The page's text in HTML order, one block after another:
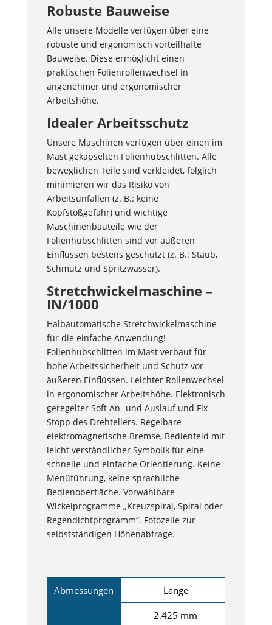
Robuste Bauweise
Alle unsere Modelle verfügen über eine
robuste und ergonomisch vorteilhafte
Bauweise. Diese ermöglicht einen
praktischen Folienrollenwechsel in
angenehmer und ergonomischer
Arbeitshöhe.
Idealer Arbeitsschutz
Unsere Maschinen verfügen über einen im
Mast gekapselten Folienhubschlitten. Alle
beweglichen Teile sind verkleidet, folglich
minimieren wir das Risiko von
Arbeitsunfällen (z. B.: keine
Kopfstoßgefahr) und wichtige
Maschinenbauteile wie der
Folienhubschlitten sind vor äußeren
Einflüssen bestens geschützt (z. B.: Staub,
Schmutz und Spritzwasser).
Stretchwickelmaschine –
IN/1000
Halbautomatische Stretchwickelmaschine
für die einfache Anwendung!
Folienhubschlitten im Mast verbaut für
hohe Arbeitssicherheit und Schutz vor
äußeren Einflüssen. Leichter Rollenwechsel
in ergonomischer Arbeitshöhe. Elektronisch
geregelter Soft An- und Auslauf und Fix-
Stopp des Drehtellers. Regelbare
elektromagnetische Bremse, Bedienfeld mit
leicht verständlicher Symbolik für eine
schnelle und einfache Orientierung. Keine
Menüführung, keine sprachliche
Bedienoberfläche. Vorwählbare
Wickelprogramme „Kreuzspiral, Spiral oder
Regendichtprogramm“. Fotozelle zur
selbstständigen Höhenabfrage.
Abmessungen Länge
2.425 mm